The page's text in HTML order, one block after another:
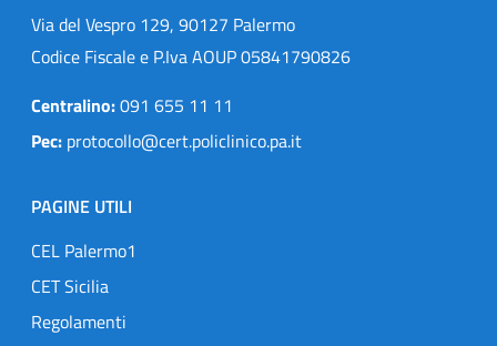
Via del Vespro 129, 90127 Palermo
Codice Fiscale e P.Iva AOUP 05841790826
Centralino:091 655 11 11
Pec: protocollo@cert.policlinico.pa.it
PAGINE UTILI
CEL Palermo1
CET Sicilia
Regolamenti